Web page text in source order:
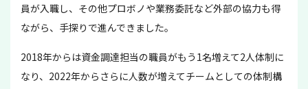
員が入職し、その他プロボノや業務委託など外部の協力も得
ながら、手探りで進んできました。
2018年からは資金調達担当の職員がもう1名増えて2人体制に
なり、2022年からさらに人数が増えてチームとしての体制構